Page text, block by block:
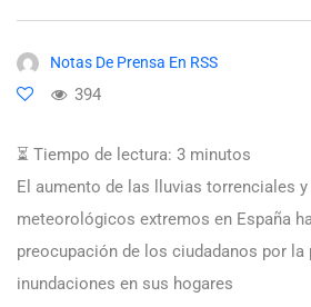
Notas De Prensa En RSS
394
⏳ Tiempo de lectura: 3 minutos
El aumento de las lluvias torrenciales
meteorológicos extremos en España
preocupación de los ciudadanos por
inundaciones en sus hogares